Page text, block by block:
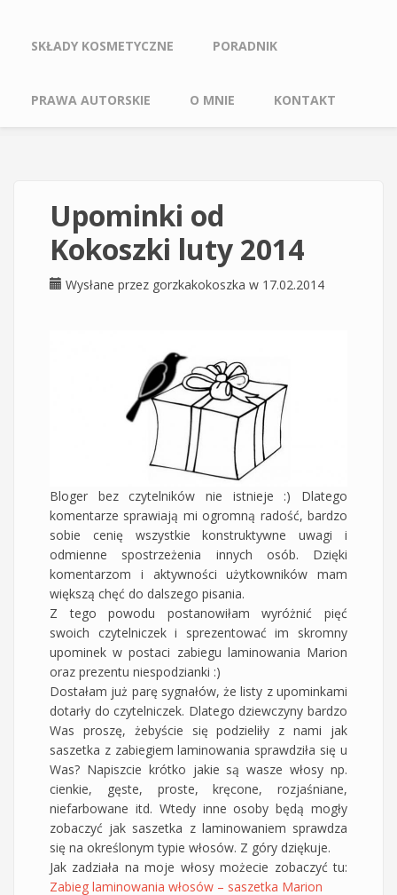
SKŁADY KOSMETYCZNE PORADNIK
PRAWA AUTORSKIE O MNIE KONTAKT
Upominki od
Kokoszki luty 2014
Wysłane przez gorzkakokoszka w 17.02.2014
Bloger bez czytelników nie istnieje :) Dlatego
komentarze sprawiają mi ogromną radość, bardzo
sobie cenię wszystkie konstruktywne uwagi i
odmienne spostrzeżenia innych osób. Dzięki
komentarzom i aktywności użytkowników mam
większą chęć do dalszego pisania.
Z tego powodu postanowiłam wyróżnić pięć
swoich czytelniczek i sprezentować im skromny
upominek w postaci zabiegu laminowania Marion
oraz prezentu niespodzianki :)
Dostałam już parę sygnałów, że listy z upominkami
dotarły do czytelniczek. Dlatego dziewczyny bardzo
Was proszę, żebyście się podzieliły z nami jak
saszetka z zabiegiem laminowania sprawdziła się u
Was? Napiszcie krótko jakie są wasze włosy np.
cienkie, gęste, proste, kręcone, rozjaśniane,
niefarbowane itd. Wtedy inne osoby będą mogły
zobaczyć jak saszetka z laminowaniem sprawdza
się na określonym typie włosów. Z góry dziękuje.
Jak zadziała na moje włosy możecie zobaczyć tu:
Zabieg laminowania włosów – saszetka Marion